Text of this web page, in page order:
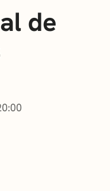
de